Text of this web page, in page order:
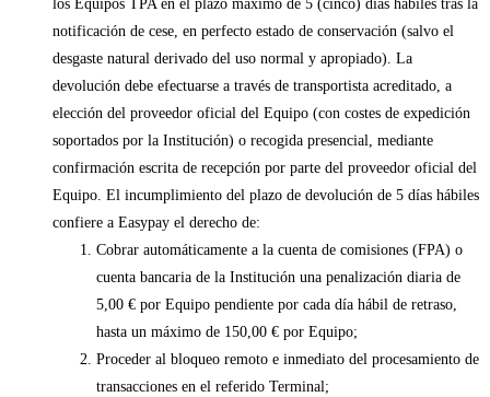
los Equipos TPA en el plazo máximo de 5 (cinco) días hábiles tras la
notificación de cese, en perfecto estado de conservación (salvo el
desgaste natural derivado del uso normal y apropiado). La
devolución debe efectuarse a través de transportista acreditado, a
elección del proveedor oficial del Equipo (con costes de expedición
soportados por la Institución) o recogida presencial, mediante
confirmación escrita de recepción por parte del proveedor oficial del
Equipo. El incumplimiento del plazo de devolución de 5 días hábiles
confiere a Easypay el derecho de:
Cobrar automáticamente a la cuenta de comisiones (FPA) o
cuenta bancaria de la Institución una penalización diaria de
5,00 € por Equipo pendiente por cada día hábil de retraso,
hasta un máximo de 150,00 € por Equipo;
Proceder al bloqueo remoto e inmediato del procesamiento de
transacciones en el referido Terminal;